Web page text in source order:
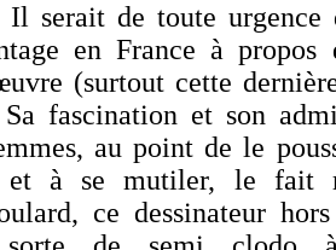
de toute urgence
en France à
(surtout cette
fascination et son
au point de le
et à se mutiler, le fait
ce dessinateur